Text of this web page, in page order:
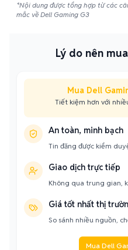
*Nội dung được tổng hợp từ các
mắc về Dell Gaming G3
Lý do nên
Mua Dell
Tiết kiệm hơn với
An toàn, minh bạch
Tin đăng được kiểm
Giao dịch trực tiếp
Không qua trung gian,
Giá tốt nhất thị
So sánh nhiều nguồn,
Mua Dell